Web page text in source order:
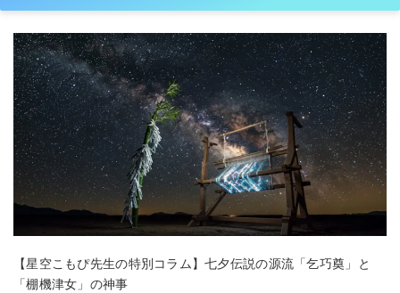
【星空こもぴ先生の特別コラム】七夕伝説の源流「乞巧奠」と
「棚機津女」の神事